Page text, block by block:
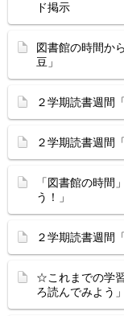
ド掲示
図書館の時間
豆」
２学期読書週間
２学期読書週間
「図書館の時
う！」
２学期読書週間
☆これまでの
ろ読んでみよう